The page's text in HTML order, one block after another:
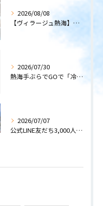
2026/08/08
【ヴィラージュ熱海】〜提携先紹介〜
2026/07/30
熱海手ぶらでGOで「冷感ポンチョ」のレンタルサービスを開始します！
2026/07/07
公式LINE友だち3,000人突破！